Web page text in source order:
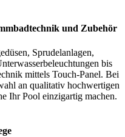
und Zubehör
Sprudelanlagen,
bis
mittels Touch-Panel. Bei
an qualitativ hochwertigen
Ihr Pool einzigartig machen.